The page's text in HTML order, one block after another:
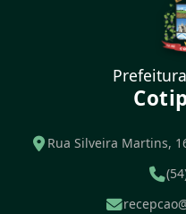
Rua Silveira Martins,